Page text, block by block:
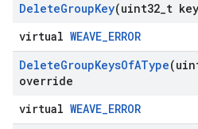
DeleteGroupKey(uint32 t key
virtual WEAVE_ERROR
DeleteGroupKeysOfAType
override
virtual WEAVE_ERROR